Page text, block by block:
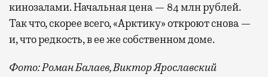
кинозалами. Начальная цена — 84 млн рублей.
Так что, скорее всего, «Арктику» откроют снова —
и, что редкость, в ее же собственном доме.
Фото: Роман Балаев, Виктор Ярославский